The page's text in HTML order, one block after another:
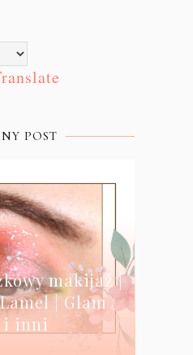
POST
makijaż |
| Glam
i inni